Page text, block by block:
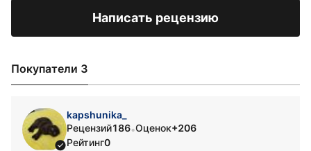
Написать рецензию
Покупатели 3
kapshunika_
Рецензий186•Оценок+206
Рейтинг0